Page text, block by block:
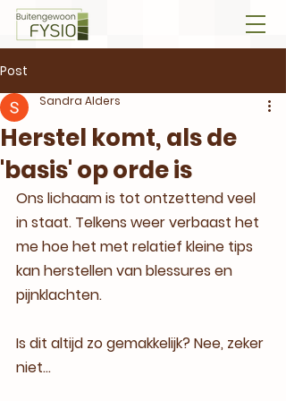
Post
Herstel komt, als de
'basis' op orde is
Sandra Alders
Ons lichaam is tot ontzettend veel
in staat. Telkens weer verbaast het
me hoe het met relatief kleine tips
kan herstellen van blessures en
pijnklachten.
Is dit altijd zo gemakkelijk? Nee, zeker
niet...